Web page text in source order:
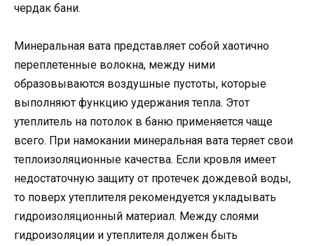
чердак бани.
Минеральная вата представляет собой хаотично
переплетенные волокна, между ними
образовываются воздушные пустоты, которые
выполняют функцию удержания тепла. Этот
утеплитель на потолок в баню применяется чаще
всего. При намокании минеральная вата теряет свои
теплоизоляционные качества. Если кровля имеет
недостаточную защиту от протечек дождевой воды,
то поверх утеплителя рекомендуется укладывать
гидроизоляционный материал. Между слоями
гидроизоляции и утеплителя должен быть